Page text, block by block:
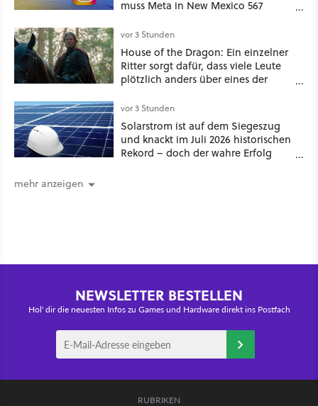
muss Meta in New Mexico 567
vor 3 Stunden
House of the Dragon: Ein einzelner
Ritter sorgt dafür, dass viele Leute
plötzlich anders über eines der
Thrones denken
vor 3 Stunden
Solarstrom ist auf dem Siegeszug
und knackt im Juli 2026 historischen
Rekord – doch der wahre Erfolg
mehr anzeigen
NEWSLETTER BESTELLEN
Hol' dir die neuesten Infos zu Games und Hardware direkt ins Postfach
RUBRIKEN